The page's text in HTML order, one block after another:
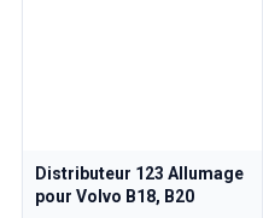
Distributeur 123 Allumage
pour Volvo B18, B20